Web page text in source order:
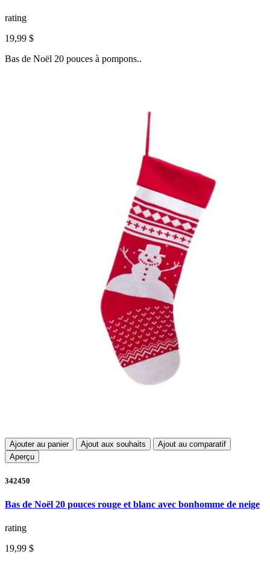
rating
19,99 $
Bas de Noël 20 pouces à pompons..
Ajouter au panier Ajout aux souhaits
Ajout au comparatif
Aperçu
342450
Bas de Noël 20 pouces rouge et blanc avec bonhomme de neige
rating
19,99 $